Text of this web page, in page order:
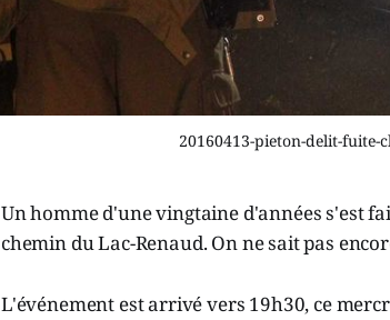
20160413-pieton-delit-fuite-
Un homme d'une vingtaine d'années s'est
chemin du Lac-Renaud. On ne sait pas
L'événement est arrivé vers 19h30, ce